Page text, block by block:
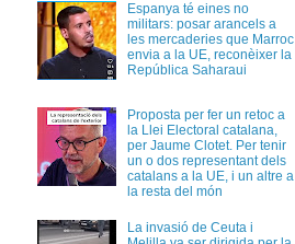
Espanya té eines no
militars: posar arancels a
les mercaderies que Marroc
envia a la UE, reconèixer la
República Saharaui
Proposta per fer un retoc a
la Llei Electoral catalana,
per Jaume Clotet. Per tenir
un o dos representant dels
catalans a la UE, i un altre a
la resta del món
La invasió de Ceuta i